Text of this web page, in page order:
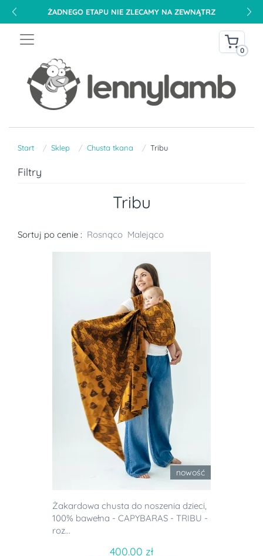
ŻADNEGO ETAPU NIE ZLECAMY NA ZEWNĄTRZ
0
Start Sklep Chusta tkana Tribu
Filtry
Tribu
Sortuj po cenie : Rosnąco Malejąco
nowość
Żakardowa chusta do noszenia dzieci,
100% bawełna - CAPYBARAS - TRIBU -
roz...
400.00 zł